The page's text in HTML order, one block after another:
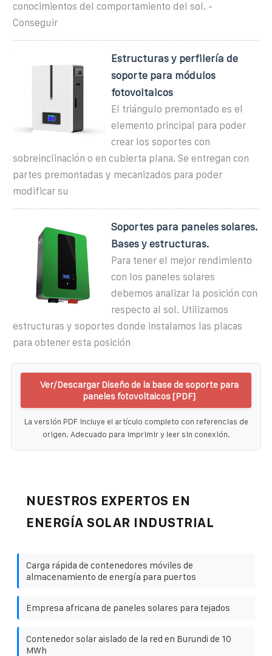
conocimientos del comportamiento del sol. -
Conseguir
Estructuras y perfilería de
soporte para módulos
fotovoltaicos
El triángulo premontado es el
elemento principal para poder
crear los soportes con
sobreinclinación o en cubierta plana. Se entregan con
partes premontadas y mecanizados para poder
modificar su
Soportes para paneles solares.
Bases y estructuras.
Para tener el mejor rendimiento
con los paneles solares
debemos analizar la posición con
respecto al sol. Utilizamos
estructuras y soportes donde instalamos las placas
para obtener esta posición
Ver/Descargar Diseño de la base de soporte para
paneles fotovoltaicos [PDF]
La versión PDF incluye el artículo completo con referencias de
origen. Adecuado para imprimir y leer sin conexión.
NUESTROS EXPERTOS EN
ENERGÍA SOLAR INDUSTRIAL
Carga rápida de contenedores móviles de
almacenamiento de energía para puertos
Empresa africana de paneles solares para tejados
Contenedor solar aislado de la red en Burundi de 10
MWh